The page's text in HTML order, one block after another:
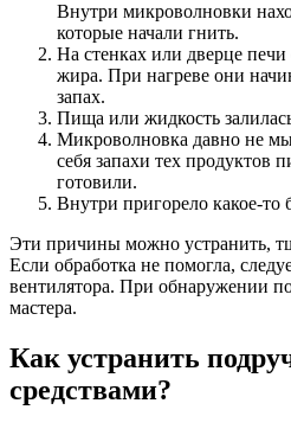
Внутри микроволновки
которые начали гнить.
На стенках или дверце
жира. При нагреве они
запах.
Пища или жидкость
Микроволновка давно не
себя запахи тех продуктов
готовили.
Внутри пригорело какое-то
Эти причины можно устранить,
Если обработка не помогла,
вентилятора. При обнаружении
мастера.
Как устранить
средствами?